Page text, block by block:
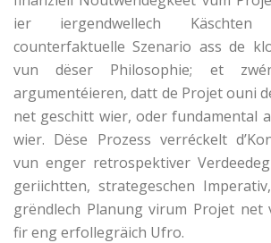
ier iergendwellech
counterfaktuelle Szenario ass de
vun dëser Philosophie; et
argumentéieren, datt de Projet ouni
net geschitt wier, oder fundamental
wier. Dëse Prozess verréckelt
vun enger retrospektiver
geriichtten, strategeschen
grëndlech Planung virum Projet net
fir eng erfollegräich Ufro.